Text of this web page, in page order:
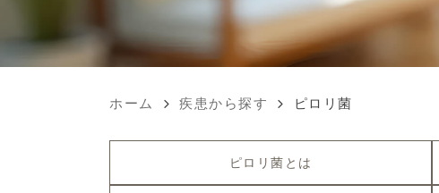
ホーム 疾患から探す ピロリ菌
ピロリ菌とは